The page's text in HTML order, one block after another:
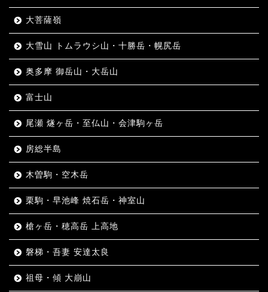
大菩薩嶺
大雪山 トムラウシ山・十勝岳・幌尻岳
奥多摩 御岳山・大岳山
富士山
尾瀬 燧ヶ岳・至仏山・会津駒ヶ岳
房総半島
木曽駒・空木岳
栗駒・早池峰 焼石岳・神室山
槍ヶ岳・穂高岳 上高地
磐梯・吾妻 安達太良
祖母・傾 大崩山